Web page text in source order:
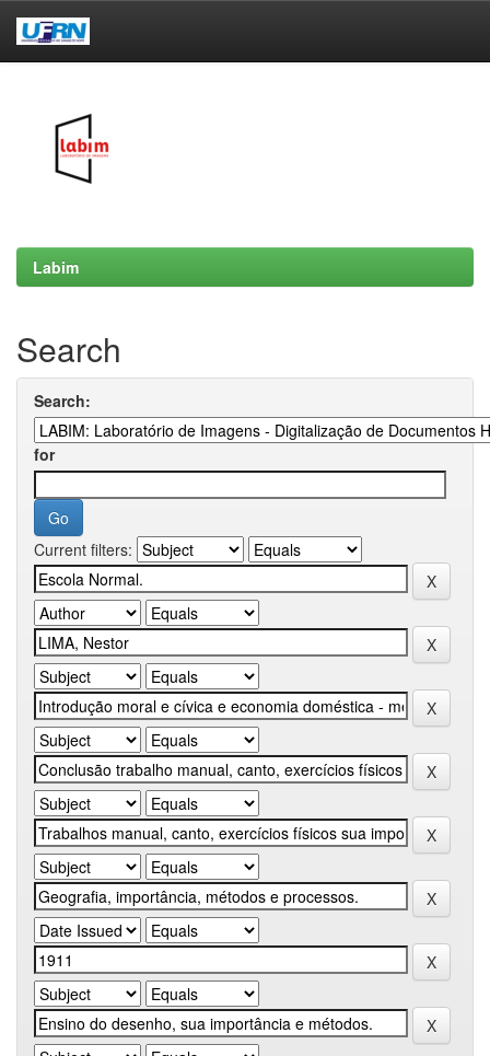
Labim
Search
Search:
for
Current filters: